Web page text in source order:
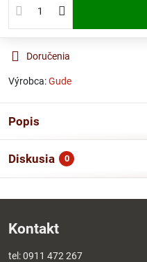
Doručenia
Výrobca:Gude
Popis
Diskusia 0
Kontakt
tel:0911 472 267